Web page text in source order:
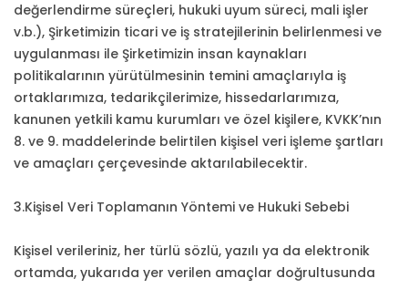
değerlendirme süreçleri, hukuki uyum süreci, mali işler
v.b.), Şirketimizin ticari ve iş stratejilerinin belirlenmesi ve
uygulanması ile Şirketimizin insan kaynakları
politikalarının yürütülmesinin temini amaçlarıyla iş
ortaklarımıza, tedarikçilerimize, hissedarlarımıza,
kanunen yetkili kamu kurumları ve özel kişilere, KVKK’nın
8. ve 9. maddelerinde belirtilen kişisel veri işleme şartları
ve amaçları çerçevesinde aktarılabilecektir.
3.Kişisel Veri Toplamanın Yöntemi ve Hukuki Sebebi
Kişisel verileriniz, her türlü sözlü, yazılı ya da elektronik
ortamda, yukarıda yer verilen amaçlar doğrultusunda